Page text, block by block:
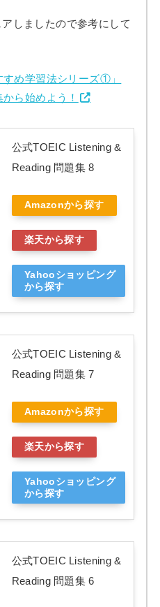
しましたので参考にして
め学習法シリーズ①」
ら始めよう！
公式TOEIC Listening &
Reading 問題集 8
Amazonから探す
楽天から探す
Yahooショッピング
から探す
公式TOEIC Listening &
Reading 問題集 7
Amazonから探す
楽天から探す
Yahooショッピング
から探す
公式TOEIC Listening &
Reading 問題集 6